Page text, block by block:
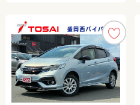
スズキ アルト ＨＢ